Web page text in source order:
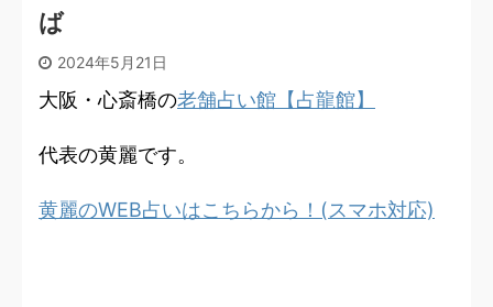
ば
2024年5月21日
大阪・心斎橋の老舗占い館【占龍館】
代表の黄麗です。
黄麗のWEB占いはこちらから！(スマホ対応)